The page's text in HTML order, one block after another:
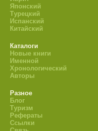
Японский
Турецкий
Испанский
Китайский
Каталоги
Новые книги
Именной
Хронологический
Авторы
Разное
Блог
Туризм
Рефераты
Ссылки